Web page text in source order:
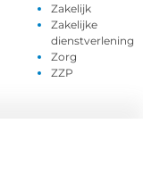
Zakelijk
Zakelijke
dienstverlening
Zorg
ZZP